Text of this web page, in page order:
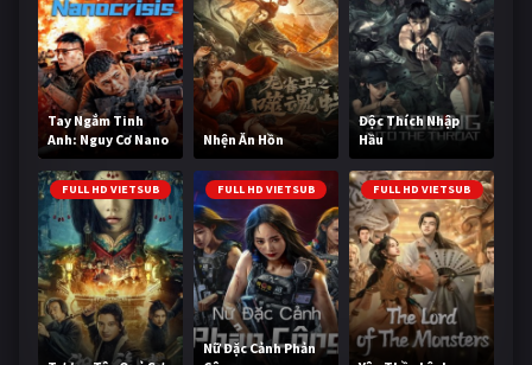
Tay Ngắm Tinh
Anh: Nguy Cơ Nano
Nhện Ăn Hồn
Độc Thích Nhập
Hầu
FULL HD VIETSUB FULL HD VIETSUB
Nữ Đặc Cảnh Phản
FULL HD VIETSUB